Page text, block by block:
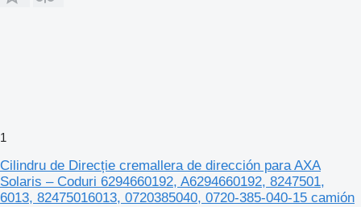
1
Cilindru de Direcție cremallera de dirección para AXA
Solaris – Coduri 6294660192, A6294660192, 8247501,
6013, 82475016013, 0720385040, 0720-385-040-15 camión